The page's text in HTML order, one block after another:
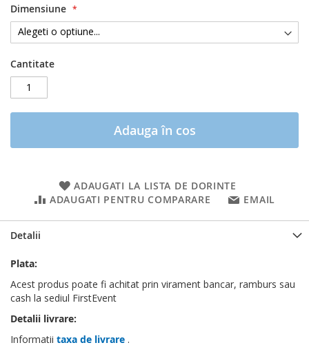
Dimensiune
Cantitate
Adauga în cos
ADAUGATI LA LISTA DE DORINTE
ADAUGATI PENTRU COMPARARE
EMAIL
Detalii
Plata:
Acest produs poate fi achitat prin virament bancar, ramburs sau
cash la sediul FirstEvent
Detalii livrare:
Informatii taxa de livrare .